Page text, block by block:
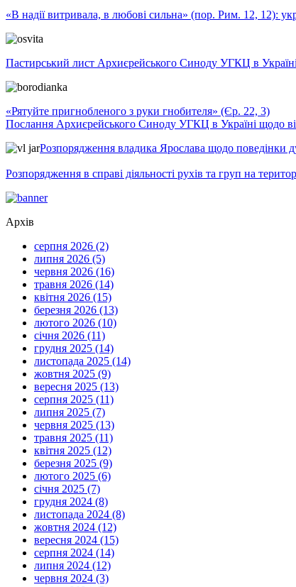
«В надії витривала, в любові сильна» (пор. Рим. 12, 12):
Пастирський лист Архиєрейського Синоду УГКЦ в
«Рятуйте пригнобленого з руки гнобителя» (Єр. 22, 3)
Послання Архиєрейського Синоду УГКЦ в Україні щодо
Розпорядження владика Ярослава щодо поведінки
Розпорядження в справі діяльності рухів та груп на
Архів
серпня 2026 (2)
липня 2026 (5)
червня 2026 (16)
травня 2026 (14)
квітня 2026 (15)
березня 2026 (13)
лютого 2026 (10)
січня 2026 (11)
грудня 2025 (14)
листопада 2025 (14)
жовтня 2025 (9)
вересня 2025 (13)
серпня 2025 (11)
липня 2025 (7)
червня 2025 (13)
травня 2025 (11)
квітня 2025 (12)
березня 2025 (9)
лютого 2025 (6)
січня 2025 (7)
грудня 2024 (8)
листопада 2024 (8)
жовтня 2024 (12)
вересня 2024 (15)
серпня 2024 (14)
липня 2024 (12)
червня 2024 (3)